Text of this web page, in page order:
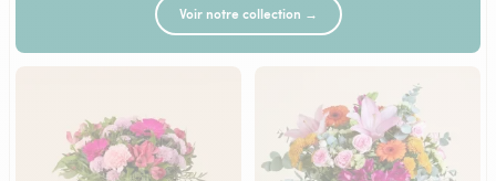
Voir notre collection →